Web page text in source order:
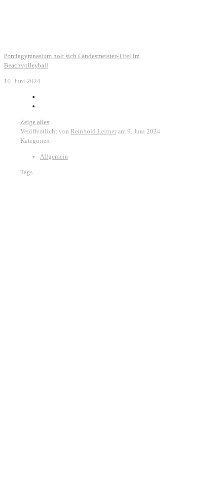
Porciagymnasium holt sich Landesmeister-Titel im
Beachvolleyball
10. Juni 2024
Zeige alles
Veröffentlicht von Reinhold Leitner am 9. Juni 2024
Kategorien
Allgemein
Tags